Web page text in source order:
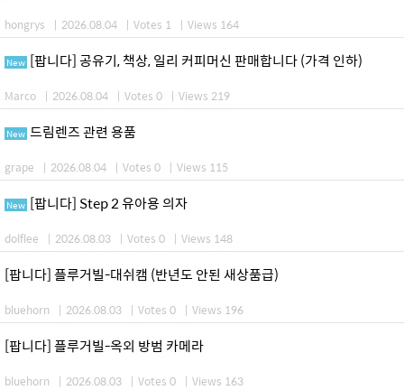
hongrys | 2026.08.04 | Votes 1 | Views 164
New [팝니다] 공유기, 책상, 일리 커피머신 판매합니다 (가격 인하)
Marco | 2026.08.04 | Votes 0 | Views 219
New 드림렌즈 관련 용품
grape | 2026.08.04 | Votes 0 | Views 115
New [팝니다] Step 2 유아용 의자
dolflee | 2026.08.03 | Votes 0 | Views 148
[팝니다] 플루거빌-대쉬캠 (반년도 안된 새상품급)
bluehorn | 2026.08.03 | Votes 0 | Views 196
[팝니다] 플루거빌-옥외 방범 카메라
bluehorn | 2026.08.03 | Votes 0 | Views 163